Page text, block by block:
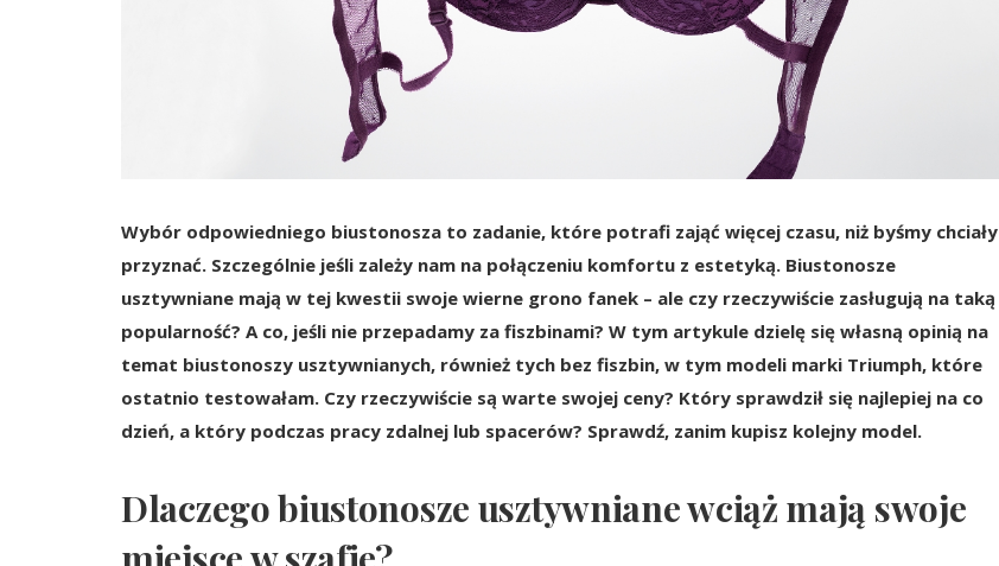
Wybór odpowiedniego biustonosza to zadanie, które potrafi zająć więcej czasu, niż byśmy chciały
przyznać. Szczególnie jeśli zależy nam na połączeniu komfortu z estetyką. Biustonosze
usztywniane mają w tej kwestii swoje wierne grono fanek – ale czy rzeczywiście zasługują na taką
popularność? A co, jeśli nie przepadamy za fiszbinami? W tym artykule dzielę się własną opinią na
temat biustonoszy usztywnianych, również tych bez fiszbin, w tym modeli marki Triumph, które
ostatnio testowałam. Czy rzeczywiście są warte swojej ceny? Który sprawdził się najlepiej na co
dzień, a który podczas pracy zdalnej lub spacerów? Sprawdź, zanim kupisz kolejny model.
Dlaczego biustonosze usztywniane wciąż mają swoje